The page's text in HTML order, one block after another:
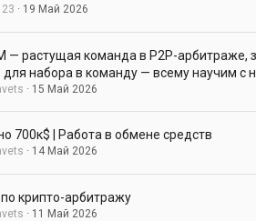
19 Май 2026
— растущая команда в P2P-
набора в команду — всему научим с
15 Май 2026
700к$ | Работа в обмене средств
14 Май 2026
крипто-арбитражу
11 Май 2026